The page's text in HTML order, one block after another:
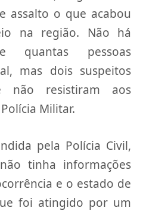
assalto o que acabou
na região. Não há
quantas pessoas
mas dois suspeitos
não resistiram aos
Militar.
pela Polícia Civil,
tinha informações
e o estado de
foi atingido por um